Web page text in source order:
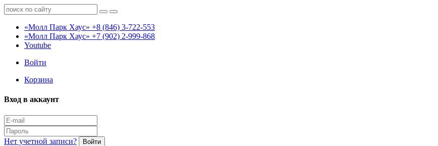
«Молл Парк Хаус» +8 (846) 3-722-553
«Молл Парк Хаус» +7 (902) 2-999-868
Youtube
Войти
Корзина
Вход в аккаунт
Нет учетной записи? Войти